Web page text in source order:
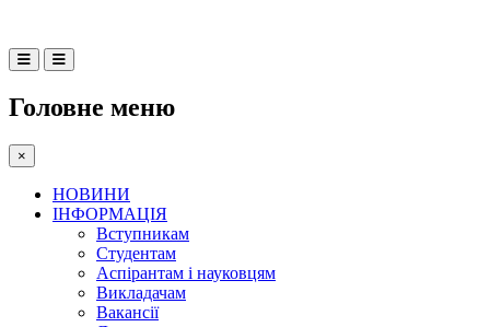
Головне меню
×
НОВИНИ
ІНФОРМАЦІЯ
Вступникам
Студентам
Аспірантам і науковцям
Викладачам
Вакансії